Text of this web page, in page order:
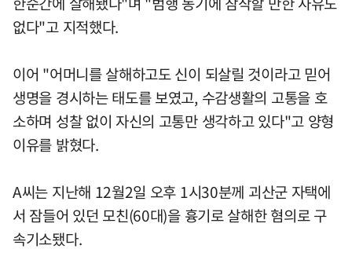
없다"고 지적했다.
이어 "어머니를 살해하고도 신이 되살릴 것이라고 믿어
생명을 경시하는 태도를 보였고, 수감생활의 고통을 호
소하며 성찰 없이 자신의 고통만 생각하고 있다"고 양형
이유를 밝혔다.
A씨는 지난해 12월2일 오후 1시30분께 괴산군 자택에
서 잠들어 있던 모친(60대)을 흉기로 살해한 혐의로 구
속기소됐다.